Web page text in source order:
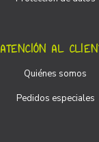
ATENCIÓN AL
Quiénes somos
Pedidos especiales